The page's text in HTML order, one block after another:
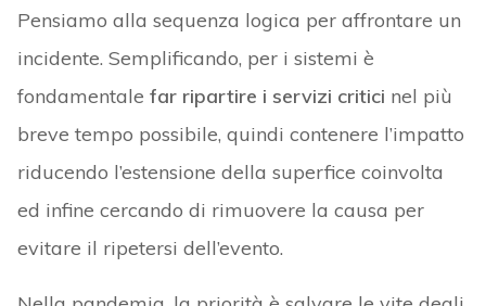
Pensiamo alla sequenza logica per affrontare un
incidente. Semplificando, per i sistemi è
fondamentale far ripartire i servizi critici nel più
breve tempo possibile, quindi contenere l’impatto
riducendo l’estensione della superfice coinvolta
ed infine cercando di rimuovere la causa per
evitare il ripetersi dell’evento.